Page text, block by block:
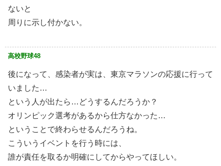
ないと
周りに示し付かない。
高校野球48
後になって、感染者が実は、東京マラソンの応援に行って
いました…
という人が出たら…どうするんだろうか？
オリンピック選考があるから仕方なかった…
ということで終わらせるんだろうね。
こういうイベントを行う時には、
誰が責任を取るか明確にしてからやってほしい。